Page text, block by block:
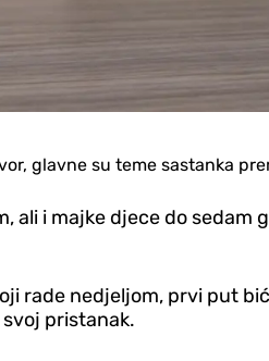
glavne su teme sastanka
ali i majke djece do
rade nedjeljom, prvi put
pristanak.